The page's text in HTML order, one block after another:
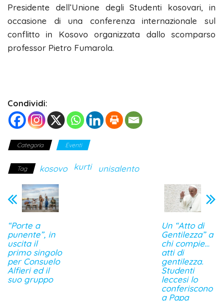
Presidente dell’Unione degli Studenti kosovari, in
occasione di una conferenza internazionale sul
conflitto in Kosovo organizzata dallo scomparso
professor Pietro Fumarola.
Condividi:
Categoria Eventi
Tag kosovo kurti unisalento
“Porte a
punente”, in
uscita il
primo singolo
per Consuelo
Alfieri ed il
suo gruppo
Un “Atto di
Gentilezza” a
chi compie…
atti di
gentilezza.
Studenti
leccesi lo
conferiscono
a Papa